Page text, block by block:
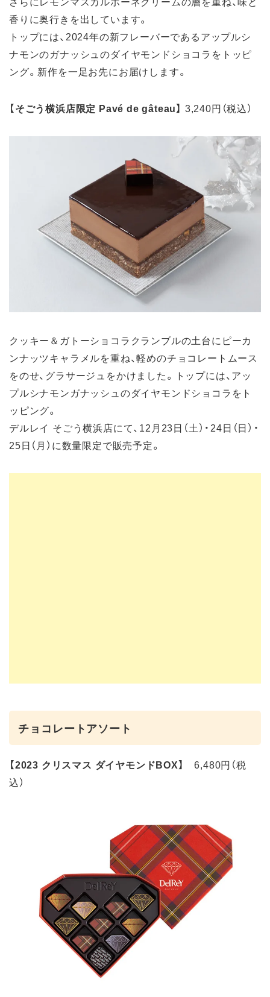
香りに奥行きを出しています。
トップには、2024年の新フレーバーであるアップルシ
ナモンのガナッシュのダイヤモンドショコラをトッピ
ング。新作を一足お先にお届けします。
【そごう横浜店限定 Pavé de gâteau】 3,240円（税込）
クッキー＆ガトーショコラクランブルの土台にピーカ
ンナッツキャラメルを重ね、軽めのチョコレートムース
をのせ、グラサージュをかけました。トップには、アッ
プルシナモンガナッシュのダイヤモンドショコラをト
ッピング。
デルレイ そごう横浜店にて、12月23日（土）・24日（日）・
25日（月）に数量限定で販売予定。
チョコレートアソート
【2023 クリスマス ダイヤモンドBOX】6,480円（税
込）